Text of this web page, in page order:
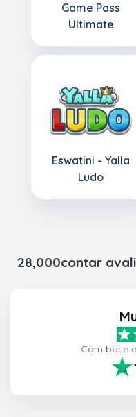
Game Pass
Ultimate
Eswatini - Yalla
Ludo
28,000contar
Com base